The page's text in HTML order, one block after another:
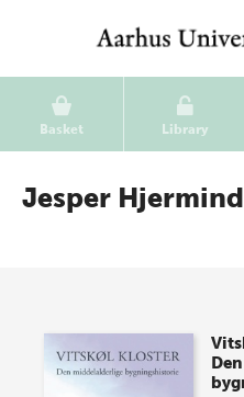
Basket Library
Jesper Hjermind